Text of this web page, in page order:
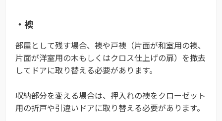
・襖
部屋として残す場合、襖や戸襖（片面が和室用の襖、
片面が洋室用の木もしくはクロス仕上げの扉）を撤去
してドアに取り替える必要があります。
収納部分を変える場合は、押入れの襖をクローゼット
用の折戸や引違いドアに取り替える必要があります。